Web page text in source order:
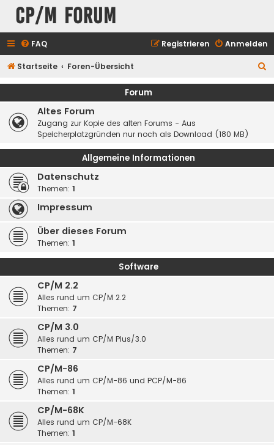
CP/M Forum
FAQ Anmelden
Registrieren
Startseite Foren-Übersicht
u
Forum
Altes Forum
Zugang zur Kopie des alten Forums - Aus
Speicherplatzgründen nur noch als Download (180 MB)
Allgemeine Informationen
Datenschutz
Themen: 1
Impressum
Über dieses Forum
Themen: 1
Software
CP/M 2.2
Alles rund um CP/M 2.2
Themen: 7
CP/M 3.0
Alles rund um CP/M Plus/3.0
Themen: 7
CP/M-86
Alles rund um CP/M-86 und PCP/M-86
Themen: 1
CP/M-68K
Alles rund um CP/M-68K
Themen: 1